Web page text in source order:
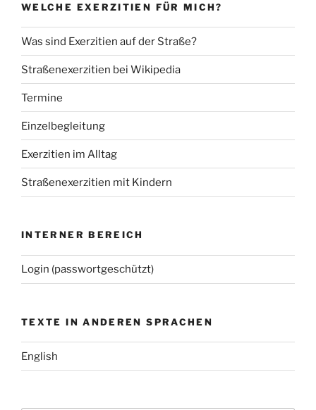
WELCHE EXERZITIEN FÜR MICH?
Was sind Exerzitien auf der Straße?
Straßenexerzitien bei Wikipedia
Termine
Einzelbegleitung
Exerzitien im Alltag
Straßenexerzitien mit Kindern
INTERNER BEREICH
Login (passwortgeschützt)
TEXTE IN ANDEREN SPRACHEN
English